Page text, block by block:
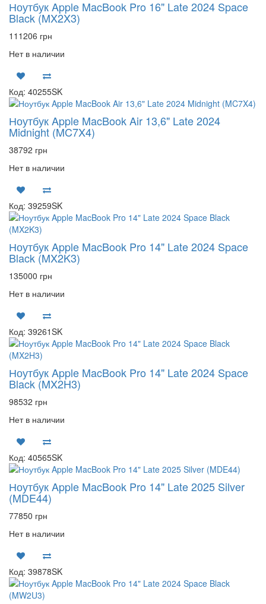
Ноутбук Apple MacBook Pro 16" Late 2024 Space
Black (MX2X3)
111206 грн
Нет в наличии
Код: 40255SK
Ноутбук Apple MacBook Air 13,6" Late 2024
Midnight (MC7X4)
38792 грн
Нет в наличии
Код: 39259SK
Ноутбук Apple MacBook Pro 14" Late 2024 Space
Black (MX2K3)
135000 грн
Нет в наличии
Код: 39261SK
Ноутбук Apple MacBook Pro 14" Late 2024 Space
Black (MX2H3)
98532 грн
Нет в наличии
Код: 40565SK
Ноутбук Apple MacBook Pro 14" Late 2025 Silver
(MDE44)
77850 грн
Нет в наличии
Код: 39878SK